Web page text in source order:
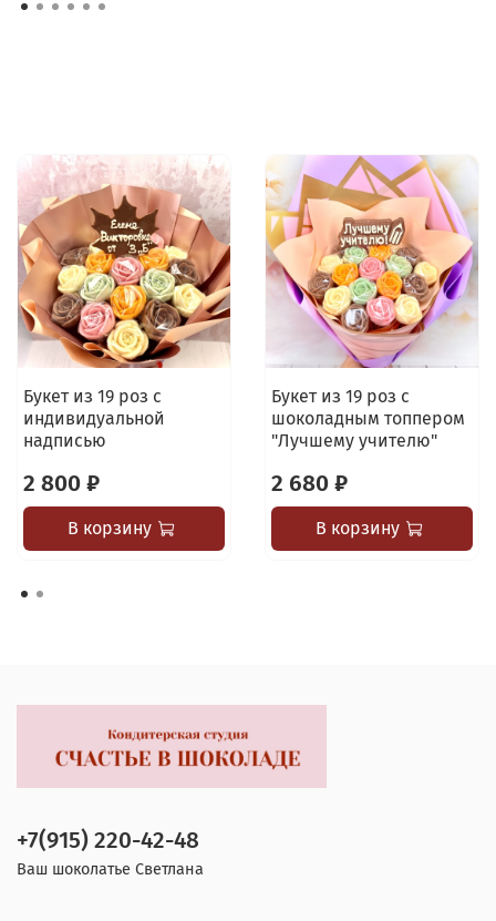
Букет из 19 роз с
индивидуальной
надписью
2 800 ₽
В корзину
Букет из 19 роз с
шоколадным топпером
"Лучшему учителю"
2 680 ₽
В корзину
+7(915) 220-42-48
Ваш шоколатье Светлана